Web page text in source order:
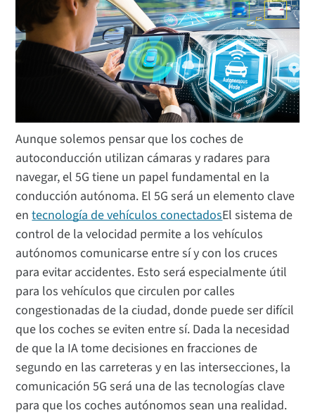
Aunque solemos pensar que los coches de
autoconducción utilizan cámaras y radares para
navegar, el 5G tiene un papel fundamental en la
conducción autónoma. El 5G será un elemento clave
entecnología de vehículos conectadosEl sistema de
control de la velocidad permite a los vehículos
autónomos comunicarse entre sí y con los cruces
para evitar accidentes. Esto será especialmente útil
para los vehículos que circulen por calles
congestionadas de la ciudad, donde puede ser difícil
que los coches se eviten entre sí. Dada la necesidad
de que la IA tome decisiones en fracciones de
segundo en las carreteras y en las intersecciones, la
comunicación 5G será una de las tecnologías clave
para que los coches autónomos sean una realidad.